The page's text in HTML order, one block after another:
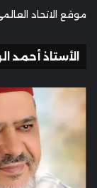
موقع الاتحاد
الأستاذ أحمد